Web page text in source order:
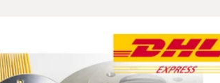
74706 Osterburken
Deutschland
+4962916487601